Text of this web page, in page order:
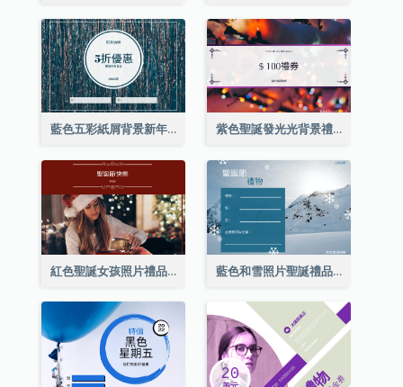
藍色五彩紙屑背景新年銷售禮品卡 紫色聖誕發光光背景禮品卡
紅色聖誕女孩照片禮品卡 藍色和雪照片聖誕禮品卡